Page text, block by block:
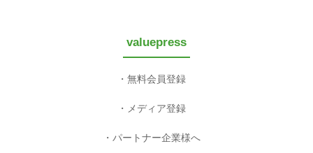
valuepress
無料会員登録
メディア登録
パートナー企業様へ